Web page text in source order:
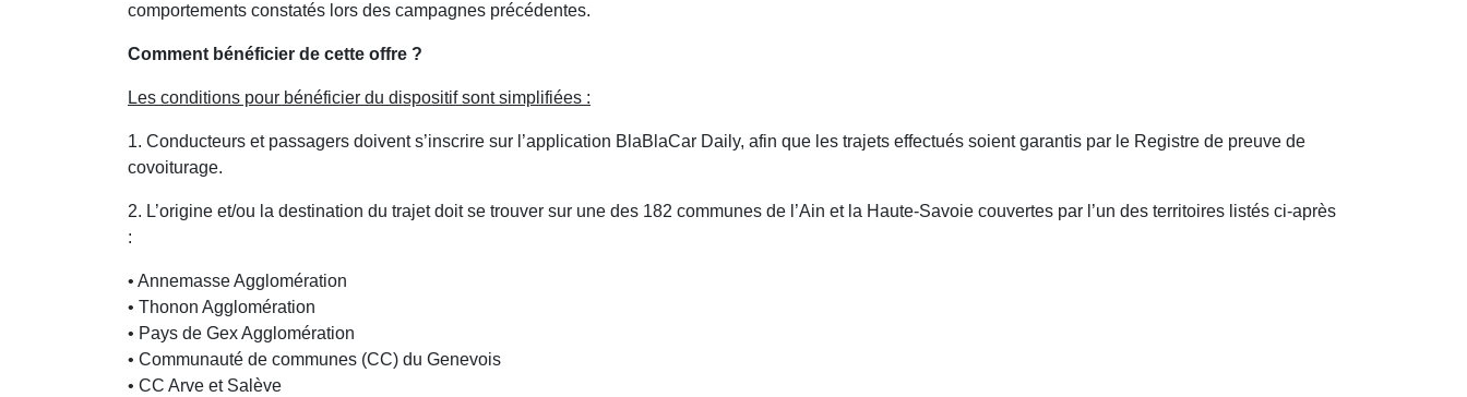
comportements constatés lors des campagnes précédentes.
Comment bénéficier de cette offre ?
Les conditions pour bénéficier du dispositif sont simplifiées :
1. Conducteurs et passagers doivent s’inscrire sur l’application BlaBlaCar Daily, afin que les trajets effectués soient garantis par le Registre de preuve de
covoiturage.
2. L’origine et/ou la destination du trajet doit se trouver sur une des 182 communes de l’Ain et la Haute-Savoie couvertes par l’un des territoires listés ci-après
:
• Annemasse Agglomération
• Thonon Agglomération
• Pays de Gex Agglomération
• Communauté de communes (CC) du Genevois
• CC Arve et Salève